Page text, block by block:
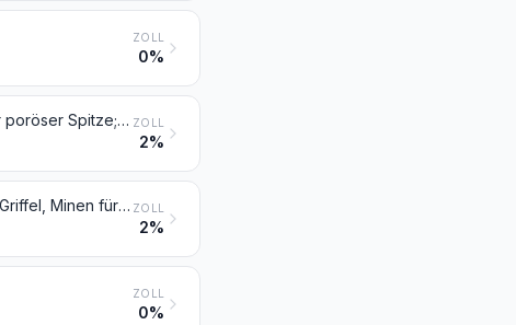
ZOLL
0%
Kugelschreiber; Schreiber und Markierstifte, mit Filzspitze oder anderer poröser Spitze; Füllfederhalter, andere Füllhalter und andere Schreibgeräte; Durchschreibstifte; Füllbleistifte; Federhalter, Bleistifthalter und ähnliche Waren; Teile davon (einschließlich Kappen und Klipse), ausgenommen Waren der Position 9609 ZOLL
2%
Blei-, Kopier- und Farbstifte (ausgenommen Waren der Position 9608), Griffel, Minen für Stifte, Pastellstifte, Zeichenkohle, Schreib- oder Zeichenkreide und Schneiderkreide ZOLL
2%
ZOLL
0%